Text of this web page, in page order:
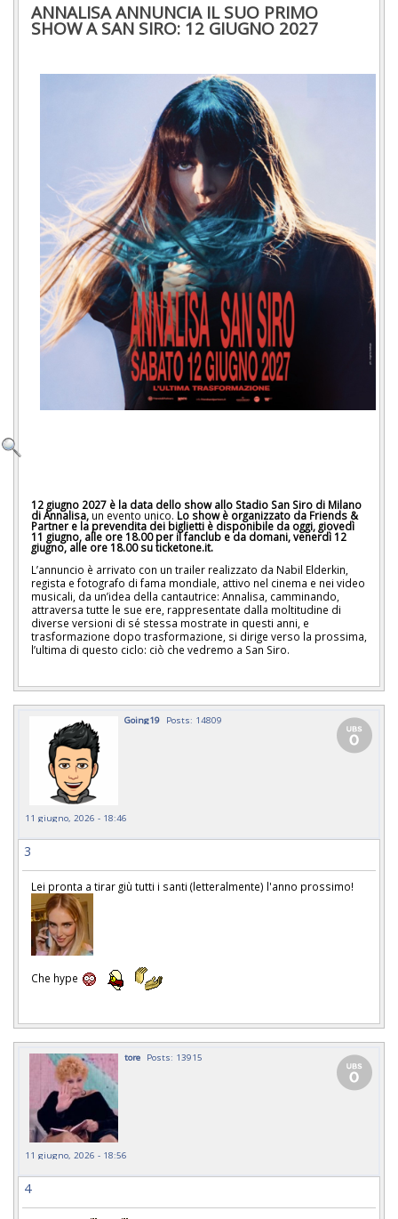
ANNALISA ANNUNCIA IL SUO PRIMO
SHOW A SAN SIRO: 12 GIUGNO 2027
12 giugno 2027 è la data dello show allo Stadio San Siro di Milano
di Annalisa, un evento unico. Lo show è organizzato da Friends &
Partner e la prevendita dei biglietti è disponibile da oggi, giovedì
11 giugno, alle ore 18.00 per il fanclub e da domani, venerdì 12
giugno, alle ore 18.00 su ticketone.it.
L’annuncio è arrivato con un trailer realizzato da Nabil Elderkin,
regista e fotografo di fama mondiale, attivo nel cinema e nei video
musicali, da un’idea della cantautrice: Annalisa, camminando,
attraversa tutte le sue ere, rappresentate dalla moltitudine di
diverse versioni di sé stessa mostrate in questi anni, e
trasformazione dopo trasformazione, si dirige verso la prossima,
l’ultima di questo ciclo: ciò che vedremo a San Siro.
Going19 Posts: 14809
11 giugno, 2026 - 18:46
3
Lei pronta a tirar giù tutti i santi (letteralmente) l'anno prossimo!
Che hype
tore Posts: 13915
11 giugno, 2026 - 18:56
4